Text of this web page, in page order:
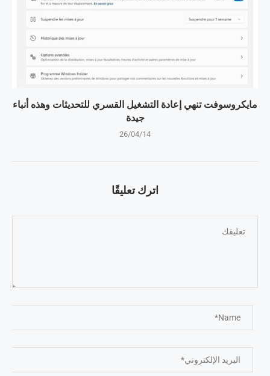
مايكروسوفت تنهي إعادة التشغيل القسري للتحديثات وهذه أنباء
جيدة
26/04/14
اترك تعليقًا